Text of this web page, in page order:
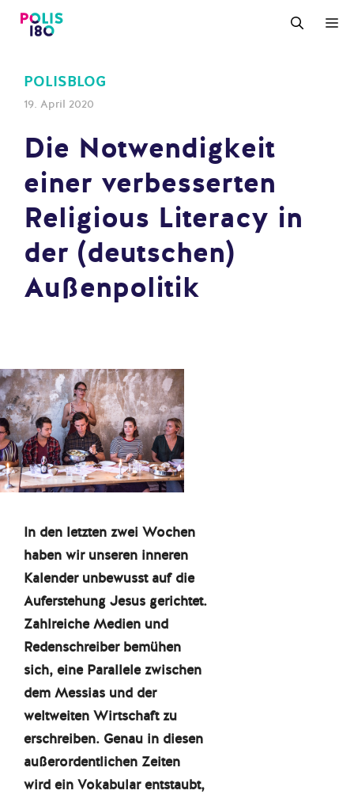
Zum
Inhalt
POLISBLOG
19. April 2020
Die Notwendigkeit
einer verbesserten
Religious Literacy in
der (deutschen)
Außenpolitik
In den letzten zwei Wochen
haben wir unseren inneren
Kalender unbewusst auf die
Auferstehung Jesus gerichtet.
Zahlreiche Medien und
Redenschreiber bemühen
sich, eine Parallele zwischen
dem Messias und der
weltweiten Wirtschaft zu
erschreiben. Genau in diesen
außerordentlichen Zeiten
wird ein Vokabular entstaubt,